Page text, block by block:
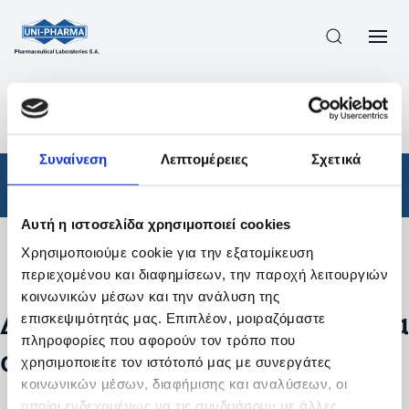
Συναίνεση Λεπτομέρειες Σχετικά
Αυτή η ιστοσελίδα χρησιμοποιεί cookies
Χρησιμοποιούμε cookie για την εξατομίκευση
περιεχομένου και διαφημίσεων, την παροχή λειτουργιών
κοινωνικών μέσων και την ανάλυση της
επισκεψιμότητάς μας. Επιπλέον, μοιραζόμαστε
πληροφορίες που αφορούν τον τρόπο που
χρησιμοποιείτε τον ιστότοπό μας με συνεργάτες
κοινωνικών μέσων, διαφήμισης και αναλύσεων, οι
οποίοι ενδεχομένως να τις συνδυάσουν με άλλες
ΠΡΟΪΟΝΤΑ ΣΥΝΤΑΓΟΓΡΑΦΟΎΜΕΝΑ
/
ΑΠΟΤΕΛΕΣΜΑΤΑ ΑΝΑΖΗΤΗΣΗΣ
Φάρμακα / Συνταγογραφούμενα
Φίλτρα
Δεν βρέθηκαν προϊόντα με τα
συγκεκριμένα φίλτρα